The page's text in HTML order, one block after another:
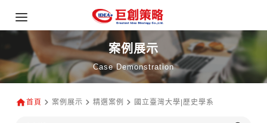
案例展示
Case Demonstration
首頁 案例展示 精選案例 國立臺灣大學|歷史學系